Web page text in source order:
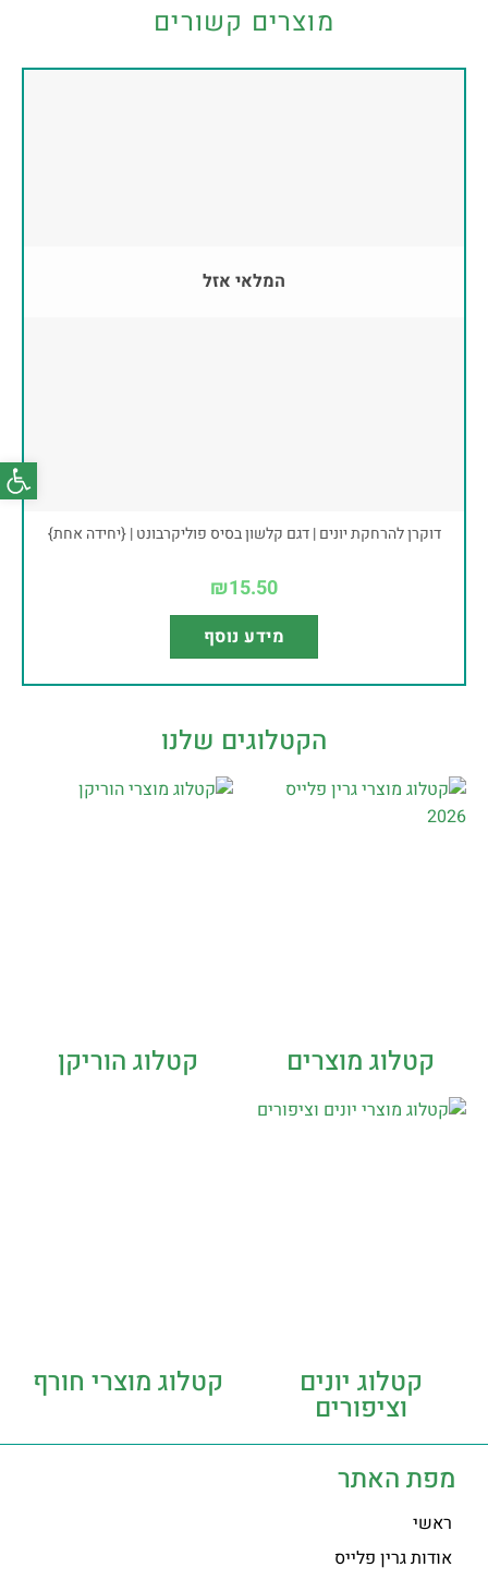
מוצרים קשורים
המלאי אזל
דוקרן להרחקת יונים | דגם קלשון בסיס פוליקרבונט | {יחידה אחת}
₪15.50
מידע נוסף
הקטלוגים שלנו
קטלוג מוצרים קטלוג הוריקן
קטלוג יונים
וציפורים
קטלוג מוצרי חורף
מפת האתר
ראשי
אודות גרין פלייס
פתח